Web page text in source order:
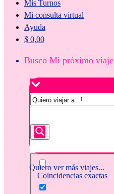
Mis Turnos
Mi consulta virtual
Ayuda
$ 0,00
Busco Mi próximo viaje
Quiero ver más viajes...
Coincidencias exactas